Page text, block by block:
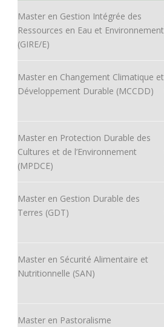
Master en Gestion Intégrée des
Ressources en Eau et Environnement
(GIRE/E)
Master en Changement Climatique et
Développement Durable (MCCDD)
Master en Protection Durable des
Cultures et de l’Environnement
(MPDCE)
Master en Gestion Durable des
Terres (GDT)
Master en Sécurité Alimentaire et
Nutritionnelle (SAN)
Master en Pastoralisme